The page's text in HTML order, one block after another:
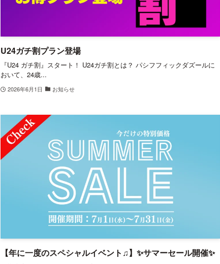
U24ガチ割プラン登場
『U24 ガチ割』スタート！ U24ガチ割とは？ パシフフィックダズールに
おいて、24歳...
2026年6月1日 お知らせ
【年に一度のスペシャルイベント♫】✨サマーセール開催✨